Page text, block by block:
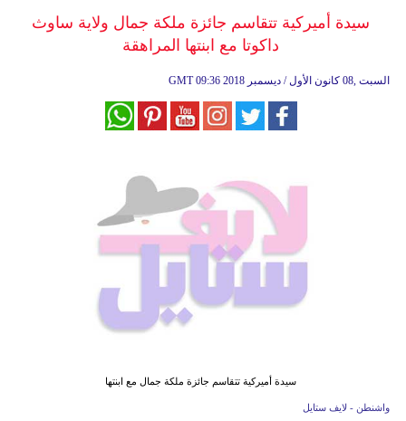
صحةسيدة أميركية تتقاسم جائزة ملكة جمال ولاية ساوث
داكوتا مع ابنتها المراهقة
GMT 09:36 2018 السبت ,08 كانون الأول / ديسمبر
سيدة أميركية تتقاسم جائزة ملكة جمال مع ابنتها
واشنطن - لايف ستايل